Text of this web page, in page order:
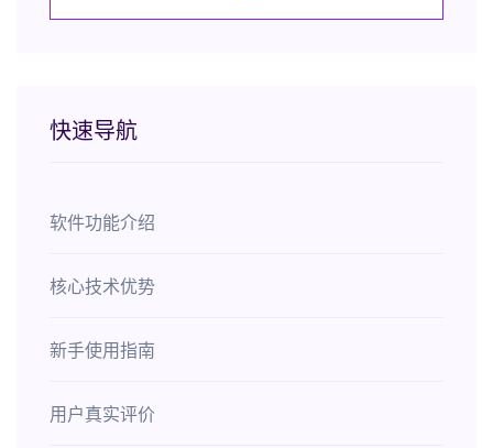
快速导航
软件功能介绍
核心技术优势
新手使用指南
用户真实评价